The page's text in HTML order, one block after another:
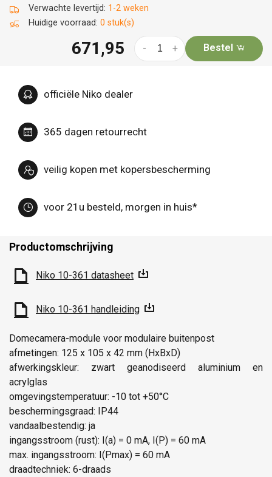
Verwachte levertijd: 1-2 weken
Huidige voorraad: 0 stuk(s)
671,95 +
- Bestel
officiële Niko dealer
365 dagen retourrecht
veilig kopen met kopersbescherming
voor 21u besteld, morgen in huis*
Productomschrijving
Niko 10-361 datasheet
Niko 10-361 handleiding
Domecamera-module voor modulaire buitenpost
afmetingen: 125 x 105 x 42 mm (HxBxD)
afwerkingskleur: zwart geanodiseerd aluminium en
acrylglas
omgevingstemperatuur: -10 tot +50°C
beschermingsgraad: IP44
vandaalbestendig: ja
ingangsstroom (rust): I(a) = 0 mA, I(P) = 60 mA
max. ingangsstroom: I(Pmax) = 60 mA
draadtechniek: 6-draads